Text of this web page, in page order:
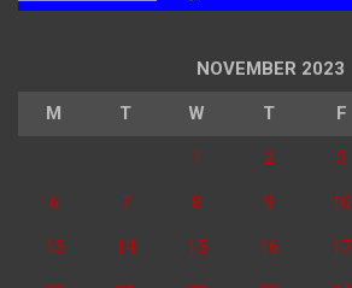
NOVEMBER 2023
M T W T F
1 2 3
6 7 8 9 10
13 14 15 16 17